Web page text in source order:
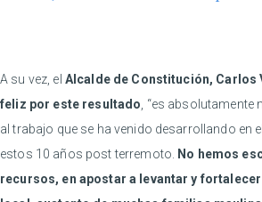
A su vez, el Alcalde de Constitución, Carlos
feliz por este resultado , “es
al trabajo que se ha venido desarrollando en
estos 10 años post terremoto.
No hemos
recursos, en apostar a levantar y